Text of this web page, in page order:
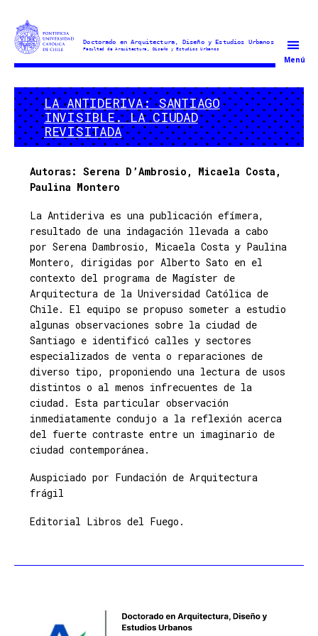
Doctorado
Arquitectura
y
Estudios
Urbanos
Menú
LA ANTIDERIVA: SANTIAGO
INVISIBLE. LA CIUDAD
REVISITADA
Autoras: Serena D’Ambrosio, Micaela Costa,
Paulina Montero
La Antideriva es una publicación efímera,
resultado de una indagación llevada a cabo
por Serena Dambrosio, Micaela Costa y Paulina
Montero, dirigidas por Alberto Sato en el
contexto del programa de Magíster de
Arquitectura de la Universidad Católica de
Chile. El equipo se propuso someter a estudio
algunas observaciones sobre la ciudad de
Santiago e identificó calles y sectores
especializados de venta o reparaciones de
diverso tipo, proponiendo una lectura de usos
distintos o al menos infrecuentes de la
ciudad. Esta particular observación
inmediatamente condujo a la reflexión acerca
del fuerte contraste entre un imaginario de
ciudad contemporánea.
Auspiciado por Fundación de Arquitectura
frágil
Editorial Libros del Fuego.